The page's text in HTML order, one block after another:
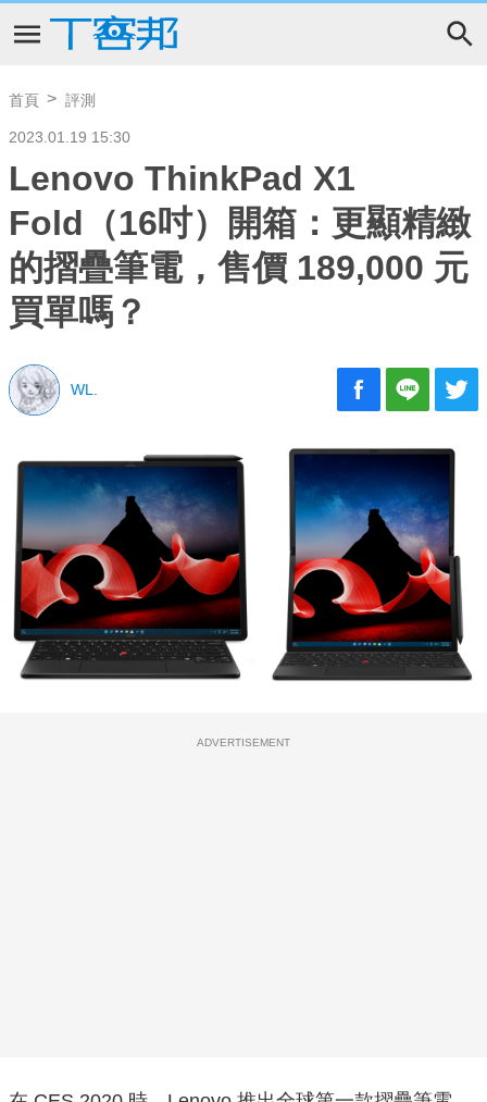
首頁 評測
2023.01.19 15:30
Lenovo ThinkPad X1
Fold（16吋）開箱：更顯精緻
的摺疊筆電，售價 189,000 元
買單嗎？
WL.
ADVERTISEMENT